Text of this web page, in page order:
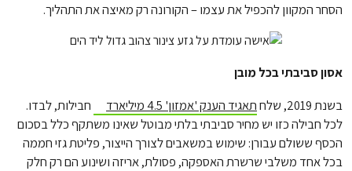
הסחר המקוון להכפיל את עצמו – הקורונה רק מאיצה את התהליך.
אסון סביבתי בכל מובן
בשנת 2019, שלח
תאגיד הענק 'אמזון' 4.5 מיליארד
חבילות, לבדו.
לכל חבילה כזו יש מחיר סביבתי בלתי מבוטל שאינו משתקף כלל בסכום
הכסף ששולם עבורן: שימוש במשאבים לצורך הייצור, פליטת גזי חממה
בכל אחד משלבי שרשרת האספקה, פסולת, אריזה ושינוע הם רק חלק